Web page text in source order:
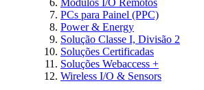
Módulos I/O Remotos
PCs para Painel (PPC)
Power & Energy
Solução Classe I, Divisão 2
Soluções Certificadas
Soluções Webaccess +
Wireless I/O & Sensors